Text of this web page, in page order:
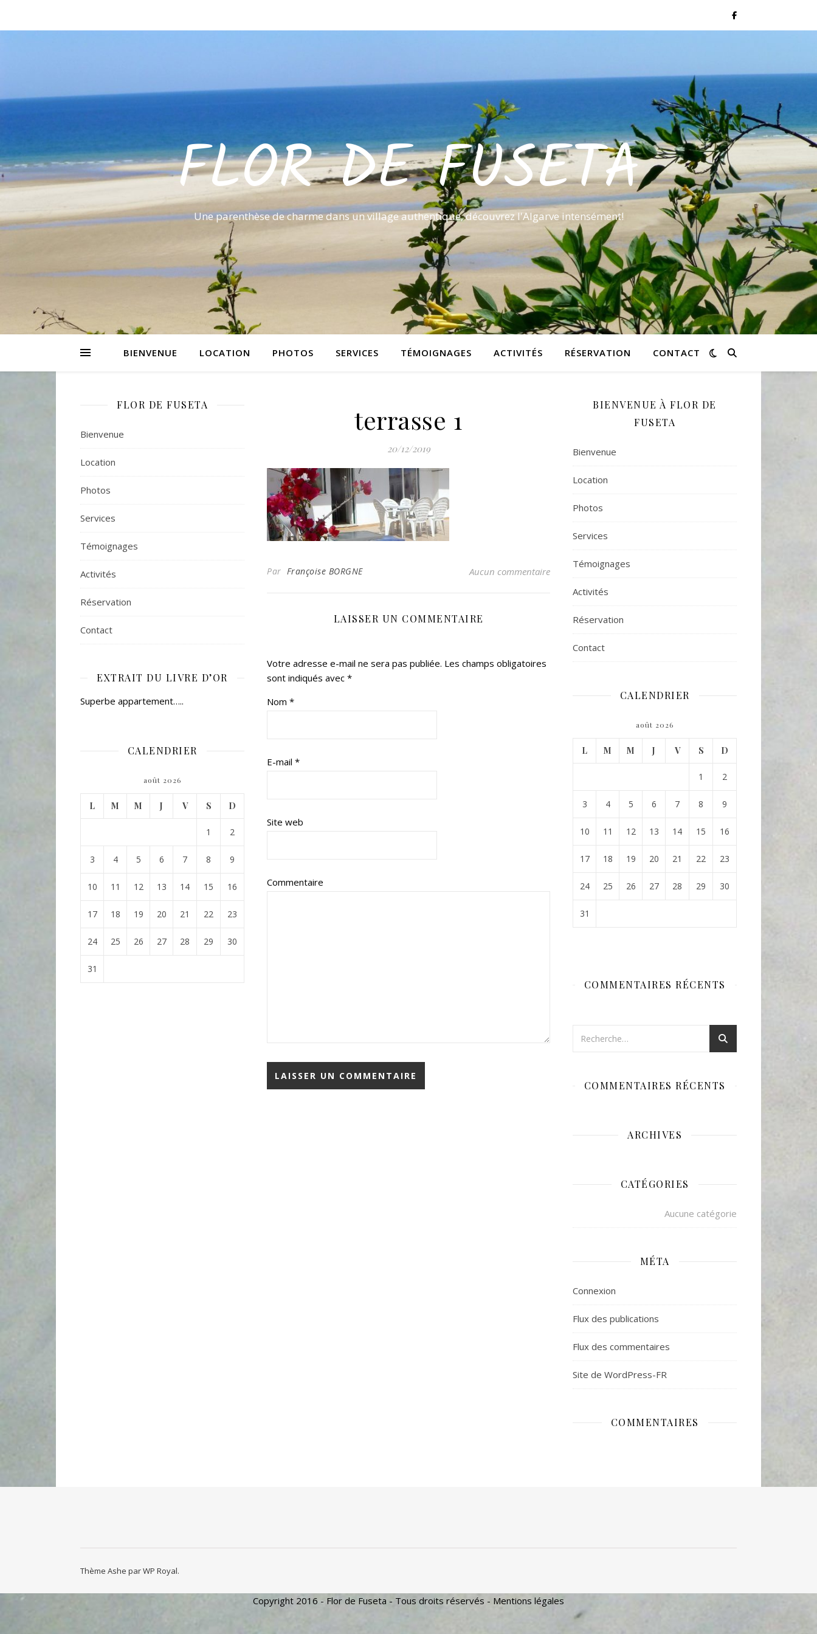
FLOR DE FUSETA
Une parenthèse de charme dans un village authentique, découvrez l'Algarve intensément!
BIENVENUE LOCATION PHOTOS SERVICES TÉMOIGNAGES ACTIVITÉS RÉSERVATION CONTACT
FLOR DE FUSETA
Bienvenue
Location
Photos
Services
Témoignages
Activités
Réservation
Contact
EXTRAIT DU LIVRE D’OR
Superbe appartement…..
CALENDRIER
août 2026
L M M J V S D
1 2
3 4 5 6 7 8 9
10 11 12 13 14 15 16
17 18 19 20 21 22 23
24 25 26 27 28 29 30
31
terrasse 1
20/12/2019
Par Françoise BORGNE Aucun commentaire
LAISSER UN COMMENTAIRE
Votre adresse e-mail ne sera pas publiée. Les champs obligatoires
sont indiqués avec *
Nom *
E-mail *
Site web
Commentaire
BIENVENUE À FLOR DE
FUSETA
Bienvenue
Location
Photos
Services
Témoignages
Activités
Réservation
Contact
CALENDRIER
août 2026
L M M J V S D
1 2
3 4 5 6 7 8 9
10 11 12 13 14 15 16
17 18 19 20 21 22 23
24 25 26 27 28 29 30
31
COMMENTAIRES RÉCENTS
COMMENTAIRES RÉCENTS
ARCHIVES
CATÉGORIES
Aucune catégorie
MÉTA
Connexion
Flux des publications
Flux des commentaires
Site de WordPress-FR
COMMENTAIRES
Thème Ashe parWP Royal.
Copyright 2016 - Flor de Fuseta - Tous droits réservés - Mentions légales